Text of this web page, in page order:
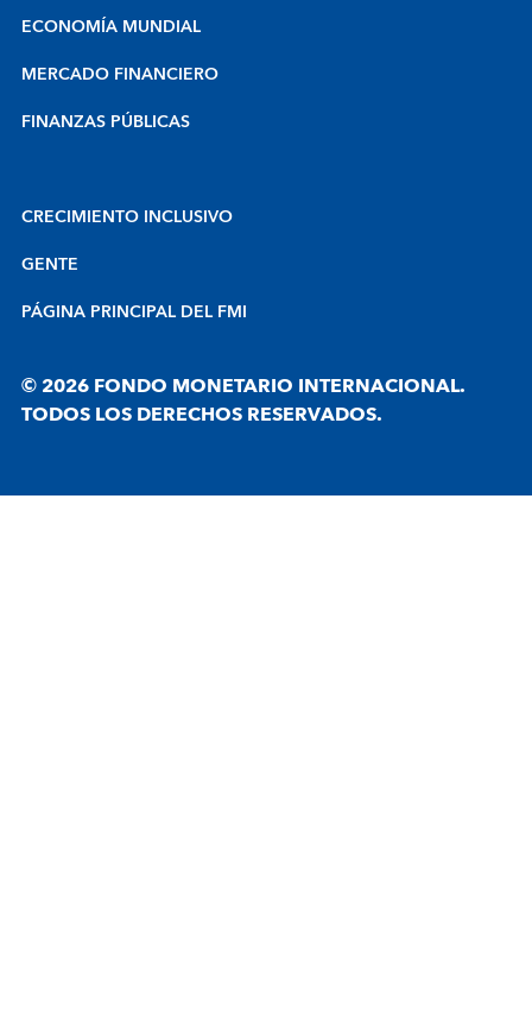
ECONOMÍA MUNDIAL
MERCADO FINANCIERO
FINANZAS PÚBLICAS
CRECIMIENTO INCLUSIVO
GENTE
PÁGINA PRINCIPAL DEL FMI
© 2026 FONDO MONETARIO INTERNACIONAL.
TODOS LOS DERECHOS RESERVADOS.